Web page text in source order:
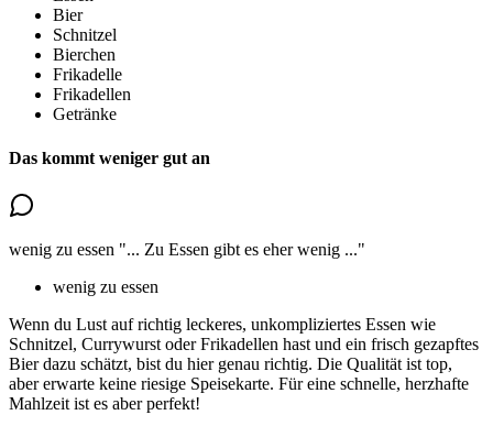
Bier
Schnitzel
Bierchen
Frikadelle
Frikadellen
Getränke
Das kommt weniger gut an
wenig zu essen "... Zu Essen gibt es eher wenig ..."
wenig zu essen
Wenn du Lust auf richtig leckeres, unkompliziertes Essen wie
Schnitzel, Currywurst oder Frikadellen hast und ein frisch gezapftes
Bier dazu schätzt, bist du hier genau richtig. Die Qualität ist top,
aber erwarte keine riesige Speisekarte. Für eine schnelle, herzhafte
Mahlzeit ist es aber perfekt!